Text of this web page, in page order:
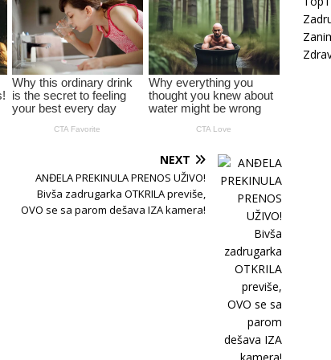
NEXT
ANĐELA PREKINULA PRENOS UŽIVO!
Bivša zadrugarka OTKRILA previše,
OVO se sa parom dešava IZA kamera!